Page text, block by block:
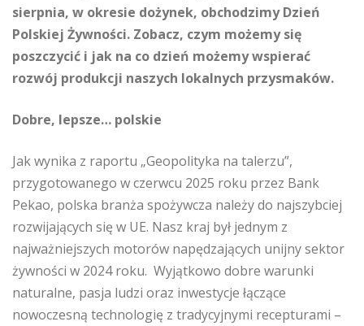
sierpnia, w okresie dożynek, obchodzimy Dzień
Polskiej Żywności. Zobacz, czym możemy się
poszczycić i jak na co dzień możemy wspierać
rozwój produkcji naszych lokalnych przysmaków.
Dobre, lepsze… polskie
Jak wynika z raportu „Geopolityka na talerzu”,
przygotowanego w czerwcu 2025 roku przez Bank
Pekao, polska branża spożywcza należy do najszybciej
rozwijających się w UE. Nasz kraj był jednym z
najważniejszych motorów napędzających unijny sektor
żywności w 2024 roku. Wyjątkowo dobre warunki
naturalne, pasja ludzi oraz inwestycje łączące
nowoczesną technologię z tradycyjnymi recepturami –